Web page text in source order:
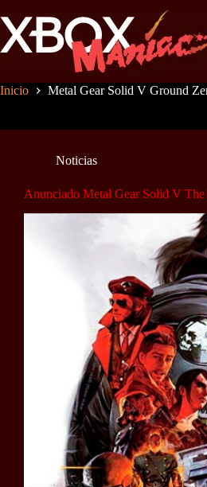
al
contenido
Inicio Metal Gear Solid V Ground
Noticias
Anunciado Metal Gear Solid V